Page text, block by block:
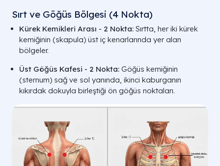
Sırt ve Göğüs Bölgesi (4 Nokta)
Kürek Kemikleri Arası - 2 Nokta: Sırtta, her iki kürek
kemiğinin (skapula) üst iç kenarlarında yer alan
bölgeler.
Üst Göğüs Kafesi - 2 Nokta: Göğüs kemiğinin
(sternum) sağ ve sol yanında, ikinci kaburganın
kıkırdak dokuyla birleştiği ön göğüs noktaları.